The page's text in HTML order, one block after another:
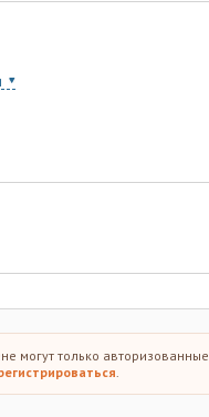
могут только авторизованные
.